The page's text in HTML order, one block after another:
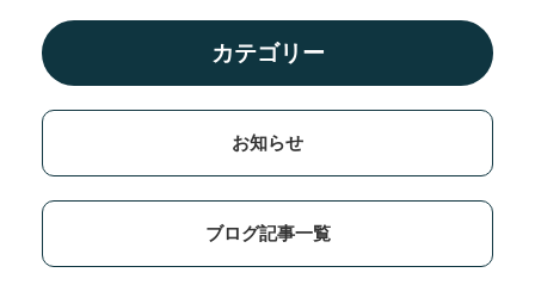
カテゴリー
お知らせ
ブログ記事一覧